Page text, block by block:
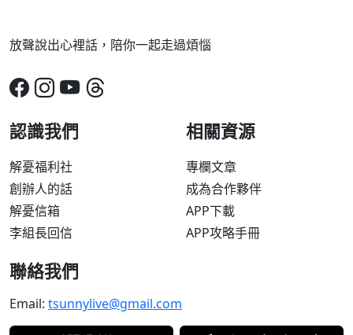
放聲說出心裡話，陪你一起走過煩惱
認識我們
解憂福利社
創辦人的話
解憂信箱
李組長回信
相關資源
專欄文章
成為合作夥伴
APP下載
APP攻略手冊
聯絡我們
Email: tsunnylive@gmail.com